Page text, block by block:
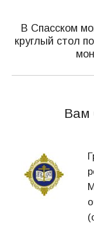
В Спасском
круглый стол
Вам